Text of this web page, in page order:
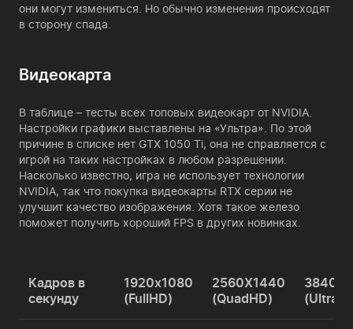
они могут измениться. Но обычно изменения происходят
в сторону спада.
Видеокарта
В таблице – тесты всех топовых видеокарт от NVIDIA.
Настройки графики выставлены на «Ультра». По этой
причине в списке нет GTX 1050 Ti, она не справляется с
игрой на таких настройках в любом разрешении.
Насколько известно, игра не использует технологии
NVIDIA, так что покупка видеокарты RTX серии не
улучшит качество изображения. Хотя такое железо
поможет получить хороший FPS в других новинках.
Кадров в
секунду
1920x1080
(FullHD)
2560X1440
(QuadHD)